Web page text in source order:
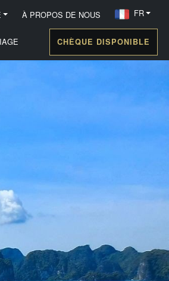
À PROPOS DE NOUS FR
CHÈQUE DISPONIBLE